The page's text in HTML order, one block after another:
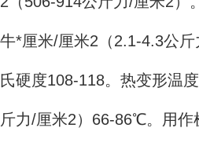
牛*厘米/厘米2（2.1-4.3公
氏硬度108-118。热变形温
斤力/厘米2）66-86℃。用作